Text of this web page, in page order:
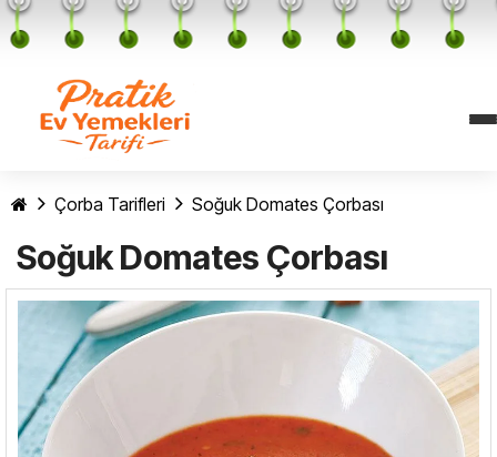
Çorba Tarifleri Soğuk Domates Çorbası
Soğuk Domates Çorbası